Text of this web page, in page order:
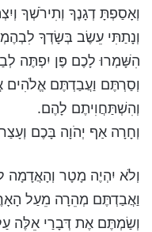
וְאָסַפְתָּ דְגָנֶךָ וְתִירֹשְׁךָ
וְנָתַתִּי עֵשֶׂב בְּשָׂדְךָ
הִשָּׁמְרוּ לָכֶם פֶּן יִפְתֶּה
וְסַרְתֶּם וַעֲבַדְתֶּם אֱלֹהִים
וְהִשְׁתַּחֲוִיתֶם לָהֶם.
וְחָרָה אַף יְהֹוָה בָּכֶם
וְלֹא יִהְיֶה מָטָר וְהָאֲדָמָה
וַאֲבַדְתֶּם מְהֵרָה מֵעַל
וְשַׂמְתֶּם אֶת דְּבָרַי אֵלֶּה